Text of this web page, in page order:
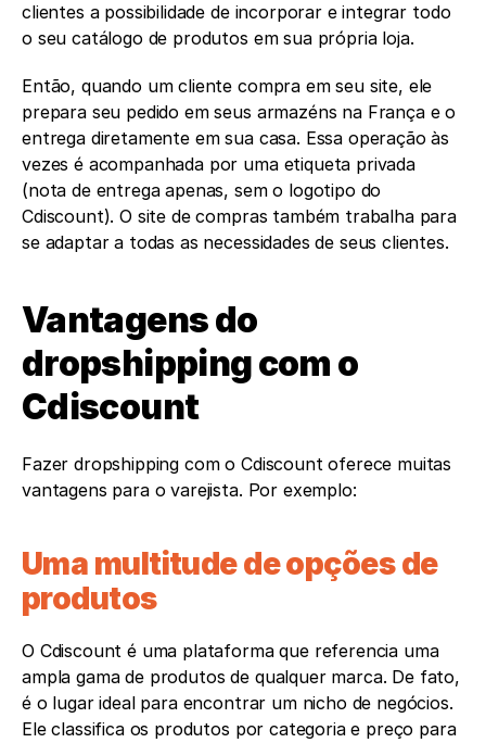
clientes a possibilidade de incorporar e integrar todo
o seu catálogo de produtos em sua própria loja.
Então, quando um cliente compra em seu site, ele
prepara seu pedido em seus armazéns na França e o
entrega diretamente em sua casa. Essa operação às
vezes é acompanhada por uma etiqueta privada
(nota de entrega apenas, sem o logotipo do
Cdiscount). O site de compras também trabalha para
se adaptar a todas as necessidades de seus clientes.
Vantagens do
dropshipping com o
Cdiscount
Fazer dropshipping com o Cdiscount oferece muitas
vantagens para o varejista. Por exemplo:
Uma multitude de opções de
produtos
O Cdiscount é uma plataforma que referencia uma
ampla gama de produtos de qualquer marca. De fato,
é o lugar ideal para encontrar um nicho de negócios.
Ele classifica os produtos por categoria e preço para